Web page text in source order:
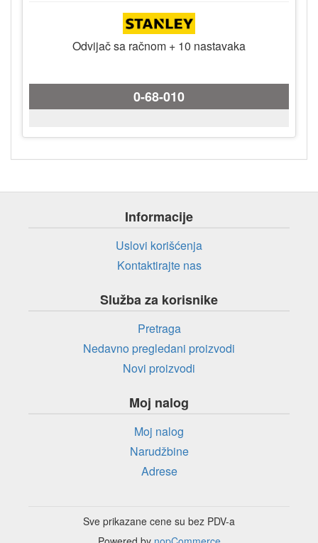
Odvijač sa račnom + 10 nastavaka
0-68-010
Informacije
Uslovi korišćenja
Kontaktirajte nas
Služba za korisnike
Pretraga
Nedavno pregledani proizvodi
Novi proizvodi
Moj nalog
Moj nalog
Narudžbine
Adrese
Sve prikazane cene su bez PDV-a